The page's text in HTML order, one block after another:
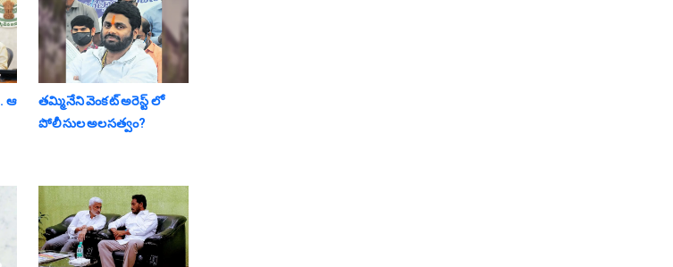
ఆ
తమ్మినేని వెంకట్ అరెస్ట్ లో
పోలీసుల అలసత్వం?